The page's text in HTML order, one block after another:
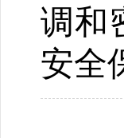
调和
安全